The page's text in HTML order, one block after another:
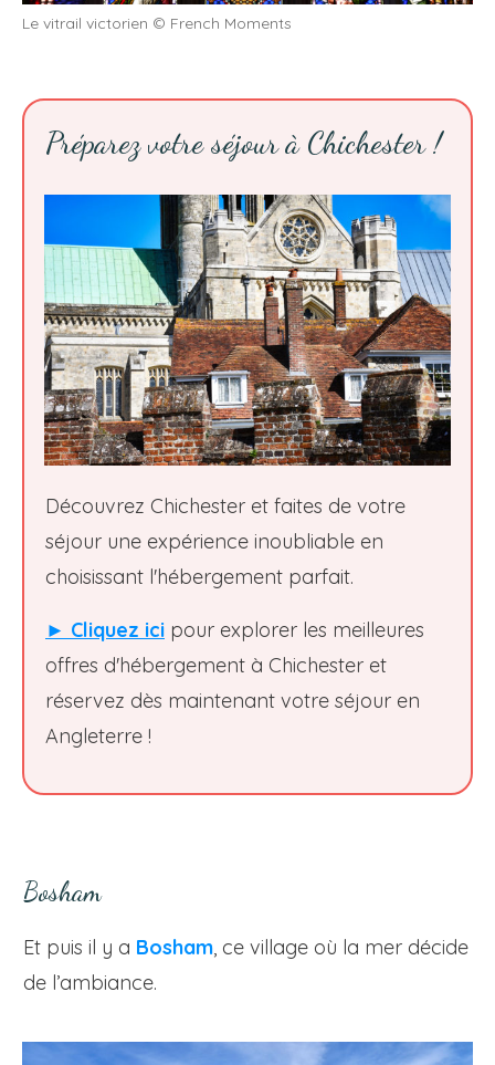
Le vitrail victorien © French Moments
Préparez votre séjour à Chichester !
Découvrez Chichester et faites de votre
séjour une expérience inoubliable en
choisissant l'hébergement parfait.
► Cliquez ici pour explorer les meilleures
offres d'hébergement à Chichester et
réservez dès maintenant votre séjour en
Angleterre !
Bosham
Et puis il y a Bosham, ce village où la mer décide
de l’ambiance.